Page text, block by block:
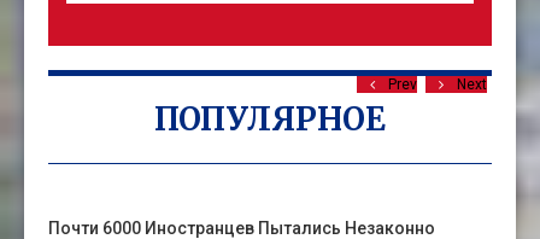
ПОПУЛЯРНОЕ
Prev Next
Почти 6000 Иностранцев Пытались Незаконно